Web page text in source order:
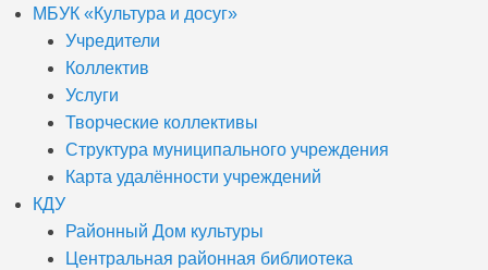
МБУК «Культура и досуг»
Учредители
Коллектив
Услуги
Творческие коллективы
Структура муниципального учреждения
Карта удалённости учреждений
КДУ
Районный Дом культуры
Центральная районная библиотека